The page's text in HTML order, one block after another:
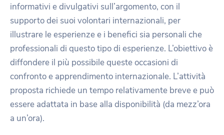
informativi e divulgativi sull’argomento, con il
supporto dei suoi volontari internazionali, per
illustrare le esperienze e i benefici sia personali che
professionali di questo tipo di esperienze. L’obiettivo è
diffondere il più possibile queste occasioni di
confronto e apprendimento internazionale. L’attività
proposta richiede un tempo relativamente breve e può
essere adattata in base alla disponibilità (da mezz’ora
a un’ora).